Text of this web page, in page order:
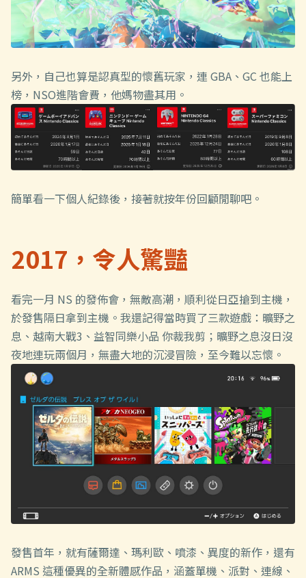
另外，自己也算是認真型的懷舊玩家，連 GBA、GC 也能上
榜，NSO進階會費，他媽物盡其用。
簡單看一下個人紀錄後，接著就按年份回顧閒聊吧。
2017，令人驚豔
看完一月 NS 的發佈會，無敵高潮，順利從日亞搶到主機，
於發售隔日拿到主機。我還記得當時買了三款遊戲：曠野之
息、越南大戰3、益智同樂小品 你裁我剪；曠野之息沒日沒
夜地連玩兩個月，無盡大地的沉浸冒險，至今難以忘懷。
發售首年，就有薩爾達、瑪利歐、噴漆、異度的新作，還有
ARMS 這種優異的全新體感作品，涵蓋單機、派對、連線、